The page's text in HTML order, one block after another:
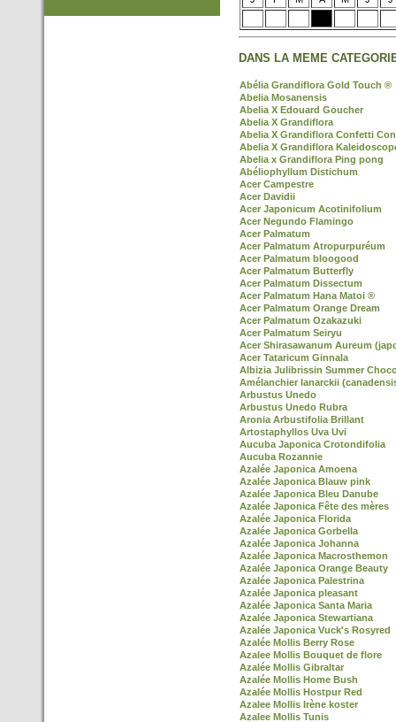
DANS LA MEME
Abélia Grandiflora Gold Touch ®
Abelia Mosanensis
Abelia X Edouard Goucher
Abelia X Grandiflora
Abelia X Grandiflora Confetti
Abelia X Grandiflora
Abelia x Grandiflora Ping pong
Abéliophyllum Distichum
Acer Campestre
Acer Davidii
Acer Japonicum Acotinifolium
Acer Negundo Flamingo
Acer Palmatum
Acer Palmatum Atropurpuréum
Acer Palmatum bloogood
Acer Palmatum Butterfly
Acer Palmatum Dissectum
Acer Palmatum Hana Matoi ®
Acer Palmatum Orange Dream
Acer Palmatum Ozakazuki
Acer Palmatum Seiryu
Acer Shirasawanum Aureum
Acer Tataricum Ginnala
Albizia Julibrissin Summer
Amélanchier lanarckii
Arbustus Unedo
Arbustus Unedo Rubra
Aronia Arbustifolia Brillant
Artostaphyllos Uva Uvi
Aucuba Japonica Crotondifolia
Aucuba Rozannie
Azalée Japonica Amoena
Azalée Japonica Blauw pink
Azalée Japonica Bleu Danube
Azalée Japonica Fête des mères
Azalée Japonica Florida
Azalée Japonica Gorbella
Azalée Japonica Johanna
Azalée Japonica Macrosthemon
Azalée Japonica Orange Beauty
Azalée Japonica Palestrina
Azalée Japonica pleasant
Azalée Japonica Santa Maria
Azalée Japonica Stewartiana
Azalée Japonica Vuck's Rosyred
Azalée Mollis Berry Rose
Azalee Mollis Bouquet de flore
Azalée Mollis Gibraltar
Azalée Mollis Home Bush
Azalée Mollis Hostpur Red
Azalee Mollis Irène koster
Azalee Mollis Tunis